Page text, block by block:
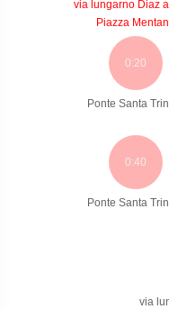
via lungarno Diaz
Piazza
0:20
Ponte Santa
0:40
Ponte Santa
via